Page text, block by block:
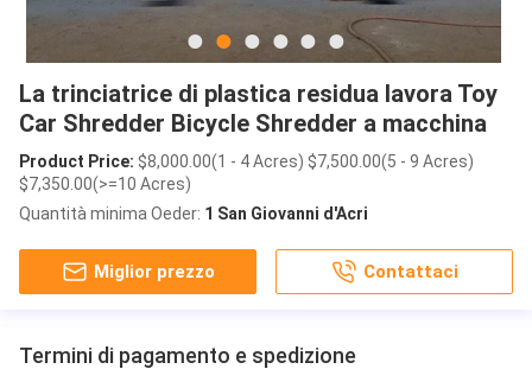
La trinciatrice di plastica residua lavora Toy
Car Shredder Bicycle Shredder a macchina
Product Price: $8,000.00(1 - 4 Acres) $7,500.00(5 - 9 Acres)
$7,350.00(>=10 Acres)
Quantità minima Oeder: 1 San Giovanni d'Acri
Miglior prezzo Contattaci
Termini di pagamento e spedizione